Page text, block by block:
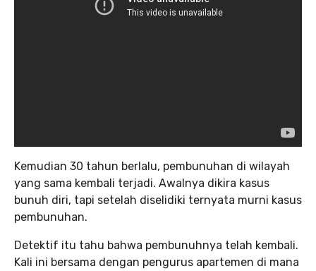
Kemudian 30 tahun berlalu, pembunuhan di wilayah
yang sama kembali terjadi. Awalnya dikira kasus
bunuh diri, tapi setelah diselidiki ternyata murni kasus
pembunuhan.
Detektif itu tahu bahwa pembunuhnya telah kembali.
Kali ini bersama dengan pengurus apartemen di mana